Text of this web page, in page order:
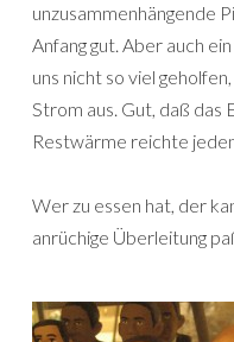
unzusammenhängende
Anfang gut. Aber auch
uns nicht so viel
Strom aus. Gut, daß das
Restwärme reichte
Wer zu essen hat, der
anrüchige Überleitung